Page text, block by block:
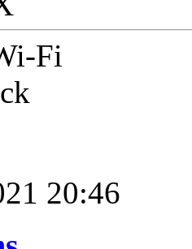
Fi
20:46